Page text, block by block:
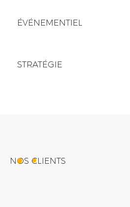
ÉVÉNEMENTIEL
STRATÉGIE
NOS CLIENTS